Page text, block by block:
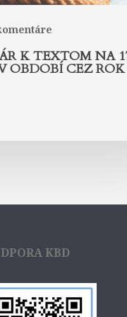
K TEXTOM NA
OBDOBÍ CEZ ROK
KBD